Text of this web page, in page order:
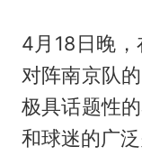
4月18日晚，
对阵南京队
极具话题性
和球迷的广泛